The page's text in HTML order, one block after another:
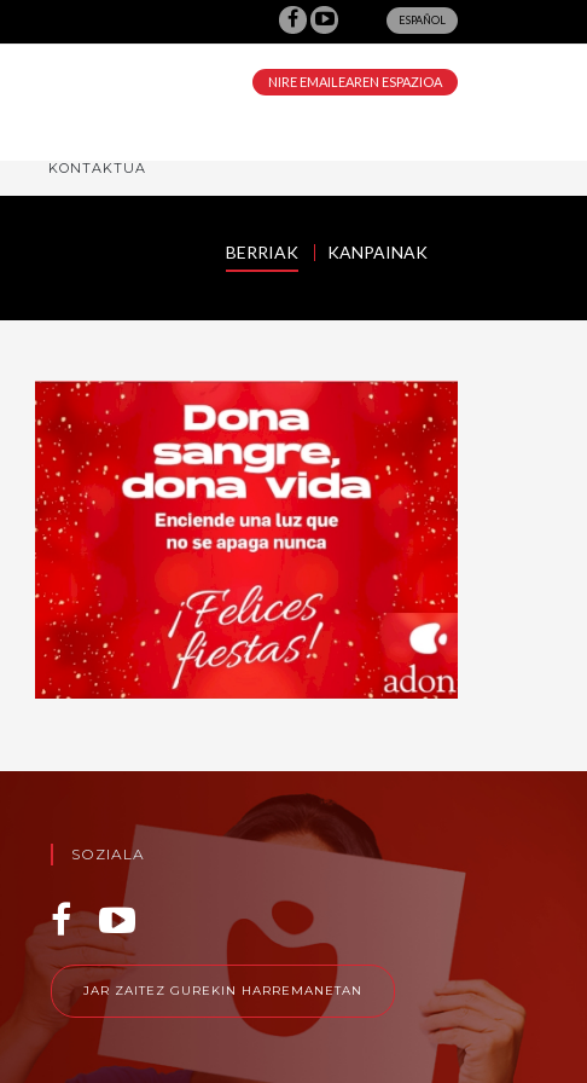
ESPAÑOL
NIRE EMAILEAREN ESPAZIOA
KONTAKTUA
BERRIAK KANPAINAK
SOZIALA
JAR ZAITEZ GUREKIN HARREMANETAN